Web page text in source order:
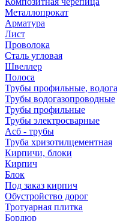
Металлопрокат
Арматура
Лист
Проволока
Сталь угловая
Швеллер
Полоса
Трубы профильные,
Трубы водогазопроводные
Трубы профильные
Трубы электросварные
Асб - трубы
Труба хризотилцементная
Кирпичи, блоки
Кирпич
Блок
Под заказ кирпич
Обустройство дорог
Тротуарная плитка
Бордюр